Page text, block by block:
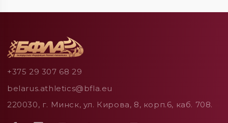
+375 29 307 68 29
belarus.athletics@bfla.eu
220030, г. Минск, ул. Кирова, 8, корп.6, каб. 708.